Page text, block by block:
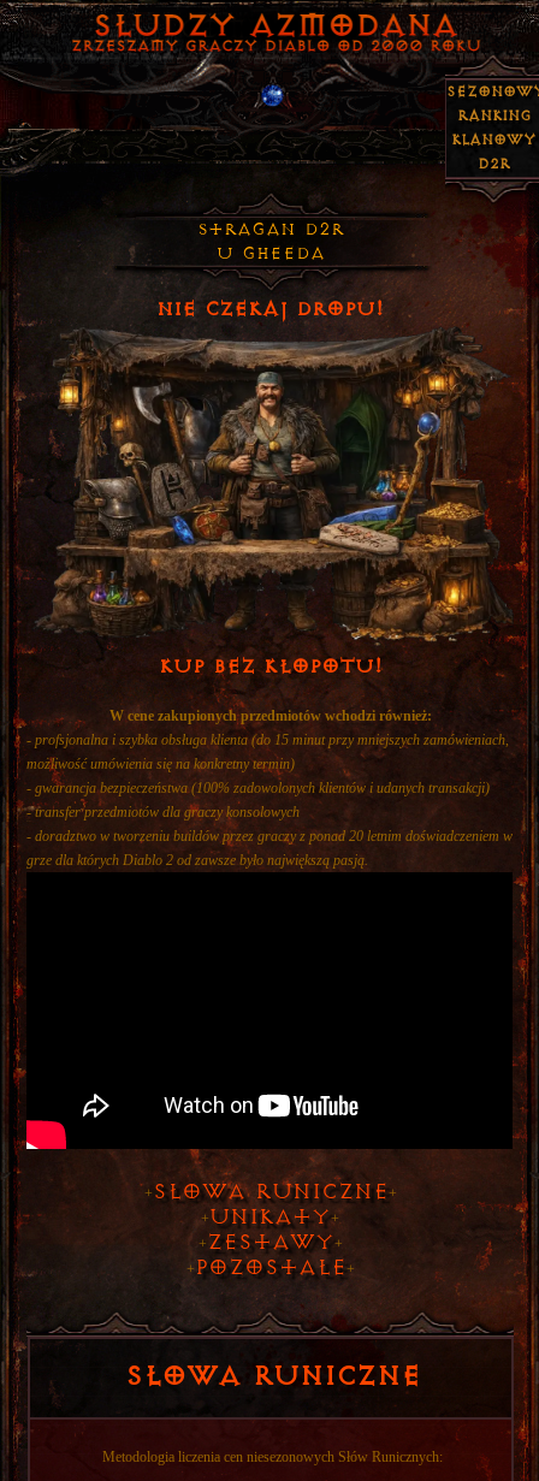
Stragan D2R
u Gheeda
NIE CZEKAJ DROPU!
KUP BEZ KŁOPOTU!
W cene zakupionych przedmiotów wchodzi również:
- profsjonalna i szybka obsługa klienta (do 15 minut przy mniejszych zamówieniach,
możliwość umówienia się na konkretny termin)
- gwarancja bezpieczeństwa (100% zadowolonych klientów i udanych transakcji)
- transfer przedmiotów dla graczy konsolowych
- doradztwo w tworzeniu buildów przez graczy z ponad 20 letnim doświadczeniem w
grze dla których Diablo 2 od zawsze było największą pasją.
+ Słowa Runiczne+
+Unikaty+
+ Zestawy+
+Pozostałe+
Słowa Runiczne
Metodologia liczenia cen niesezonowych Słów Runicznych:
Ranking
Klanowy
D2R